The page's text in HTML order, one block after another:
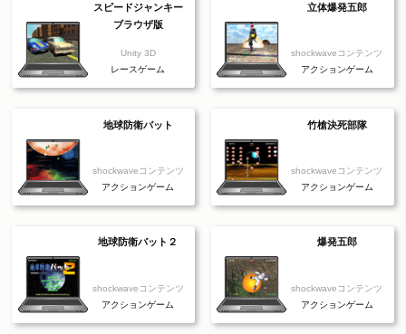
スピードジャンキー
ブラウザ版
Unity 3D
レースゲーム
立体爆発五郎
shockwaveコンテンツ
アクションゲーム
地球防衛バット
shockwaveコンテンツ
アクションゲーム
竹槍決死部隊
shockwaveコンテンツ
アクションゲーム
地球防衛バット２
shockwaveコンテンツ
アクションゲーム
爆発五郎
shockwaveコンテンツ
アクションゲーム